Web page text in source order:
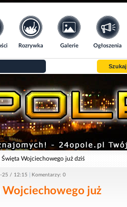
Rozrywka Galerie Ogłoszenia
Szukaj
Święta Wojciechowego już dziś
25 / 12:15 Komentarzy: 0
Wojciechowego już